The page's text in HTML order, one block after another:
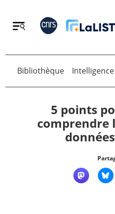
Retour
Retour
Bibliothèque
5 points
comprendre